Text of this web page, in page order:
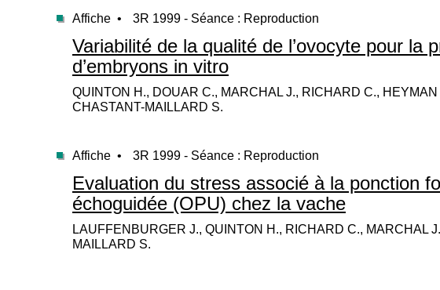
Affiche • 3R 1999 - Séance : Reproduction
Variabilité de la qualité de l’ovocyte pour la
d’embryons in vitro
QUINTON H., DOUAR C., MARCHAL J., RICHARD C., HEYMAN
CHASTANT-MAILLARD S.
Affiche • 3R 1999 - Séance : Reproduction
Evaluation du stress associé à la ponction
échoguidée (OPU) chez la vache
LAUFFENBURGER J., QUINTON H., RICHARD C., MARCHAL
MAILLARD S.